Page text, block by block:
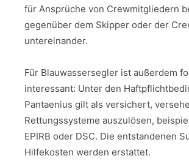
für Ansprüche von Crewmitgliedern
gegenüber dem Skipper oder der
untereinander.
Für Blauwassersegler ist außerdem
interessant: Unter den
Pantaenius gilt als versichert,
Rettungssysteme auszulösen,
EPIRB oder DSC. Die entstandenen
Hilfekosten werden erstattet.